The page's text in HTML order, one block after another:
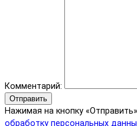
Комментарий:
Отправить
Нажимая на кнопку
обработку персональных